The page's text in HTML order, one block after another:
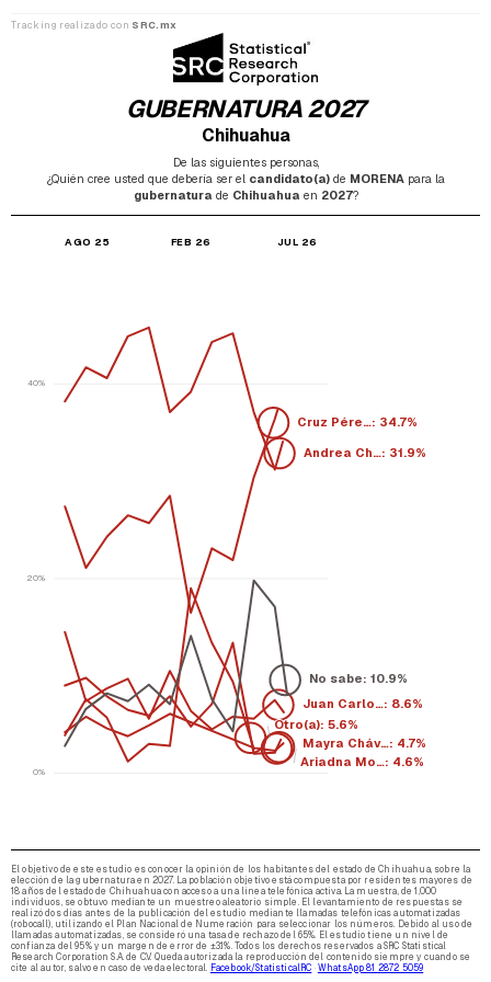
GUBERNATURA2027
Chihuahua
De las siguientes personas,
¿Quién cree usted que debería ser el candidato(a)de MORENApara la
gubernatura de Chihuahua en 2027?
0%
20%
40%
AGO 25 FEB 26 JUL 26
Ariadna Mo…: 5.2%
Juan Carlo…: 8.2%
Mayra Cháv…: 5.0%
Otro(a): 4.8%
El objetivo de este estudio es conocer la opinión de los habitantes del estado de Chihuahua, sobre la
elección de la gubernatura en 2027. La población objetivo está compuesta por residentes mayores de
18 años del estado de Chihuahua con acceso a una línea telefónica activa. La muestra, de 1,000
individuos, se obtuvo mediante un muestreo aleatorio simple. El levantamiento de respuestas se
realizó dos días antes de la publicación del estudio mediante llamadas telefónicas automatizadas
(robocall), utilizando el Plan Nacional de Numeración para seleccionar los números. Debido al uso de
llamadas automatizadas, se consideró una tasa de rechazo del 65%. El estudio tiene un nivel de
confianza del 95% y un margen de error de ±3.1%. Todos los derechos reservados a SRC Statistical
Research Corporation S.A. de C.V. Queda autorizada la reproducción del contenido siempre y cuando se
cite al autor, salvo en caso de veda electoral. Facebook/StatisticalRC · WhatsApp 81 2872 5059
Tracking realizado con SRC.mx